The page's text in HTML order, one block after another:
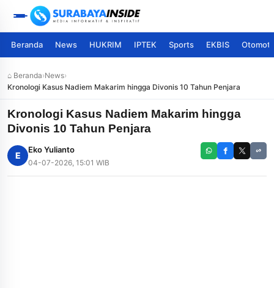
Beranda News HUKRIM IPTEK Sports EKBIS
⌂ Beranda›News›
Kronologi Kasus Nadiem Makarim hingga Divonis 10 Tahun Penjara
Kronologi Kasus Nadiem Makarim hingga
Divonis 10 Tahun Penjara
E
Eko Yulianto
04-07-2026, 15:01 WIB